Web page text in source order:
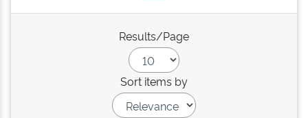
Results/Page
Sort items by